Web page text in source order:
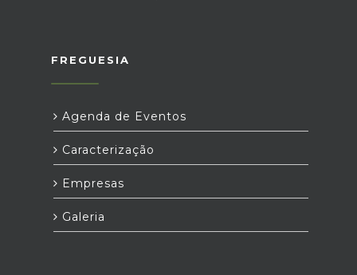
FREGUESIA
Agenda de Eventos
Caracterização
Empresas
Galeria